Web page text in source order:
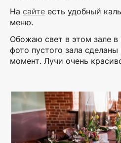
На сайте есть удобный
меню.
Обожаю свет в этом зале в
фото пустого зала сделаны
момент. Лучи очень